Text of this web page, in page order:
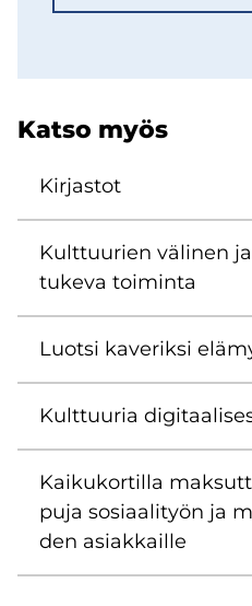
Katso myös
Kir­jas­tot
Kult­tuu­rien vä­li­nen
tu­ke­va toi­min­ta
Luot­si ka­ve­rik­si
Kult­tuu­ria
Kai­ku­kor­til­la
pu­ja so­si­aa­li­työn ja
den asiak­kail­le